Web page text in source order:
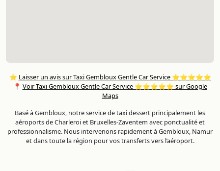
⭐ Laisser un avis sur Taxi Gembloux Gentle Car Service ⭐⭐⭐⭐⭐
📍 Voir Taxi Gembloux Gentle Car Service ⭐⭐⭐⭐⭐ sur Google
Maps
Basé à Gembloux, notre service de taxi dessert principalement les
aéroports de Charleroi et Bruxelles-Zaventem avec ponctualité et
professionnalisme. Nous intervenons rapidement à Gembloux, Namur
et dans toute la région pour vos transferts vers l’aéroport.